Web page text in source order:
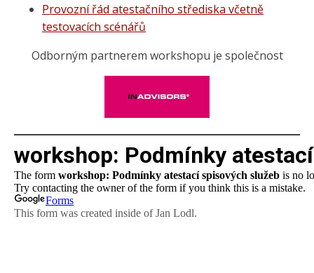
Provozní řád atestačního střediska včetně
testovacích scénářů
Odborným partnerem workshopu je společnost